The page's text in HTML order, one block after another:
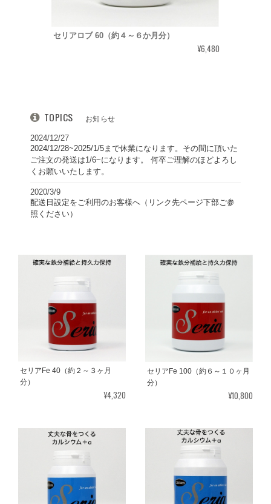
セリアロブ 60（約４～６か月分）
¥6,480
TOPICS お知らせ
2024/12/27
2024/12/28~2025/1/5まで休業になります。その間に頂いた
ご注文の発送は1/6~になります。 何卒ご理解のほどよろし
くお願いいたします。
2020/3/9
配送日設定をご利用のお客様へ（リンク先ページ下部ご参
照ください）
セリアFe 40（約２～３ヶ月
分）
¥4,320
セリアFe 100（約６～１０ヶ月
分）
¥10,800